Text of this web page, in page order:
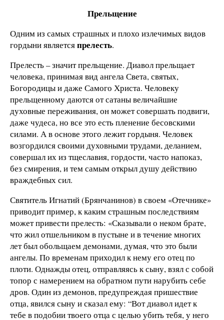
Прельщение
Одним из самых страшных и плохо излечимых видов
гордыни являетсяпрелесть.
Прелесть – значит прельщение. Диавол прельщает
человека, принимая вид ангела Света, святых,
Богородицы и даже Самого Христа. Человеку
прельщенному даются от сатаны величайшие
духовные переживания, он может совершать подвиги,
даже чудеса, но все это есть пленение бесовскими
силами. А в основе этого лежит гордыня. Человек
возгордился своими духовными трудами, деланием,
совершал их из тщеславия, гордости, часто напоказ,
без смирения, и тем самым открыл душу действию
враждебных сил.
Святитель Игнатий (Брянчанинов) в своем «Отечнике»
приводит пример, к каким страшным последствиям
может привести прелесть: «Сказывали о неком брате,
что жил отшельником в пустыне и в течение многих
лет был обольщаем демонами, думая, что это были
ангелы. По временам приходил к нему его отец по
плоти. Однажды отец, отправляясь к сыну, взял с собой
топор с намерением на обратном пути нарубить себе
дров. Один из демонов, предупреждая пришествие
отца, явился сыну и сказал ему: “Вот диавол идет к
тебе в подобии твоего отца с целью убить тебя, у него